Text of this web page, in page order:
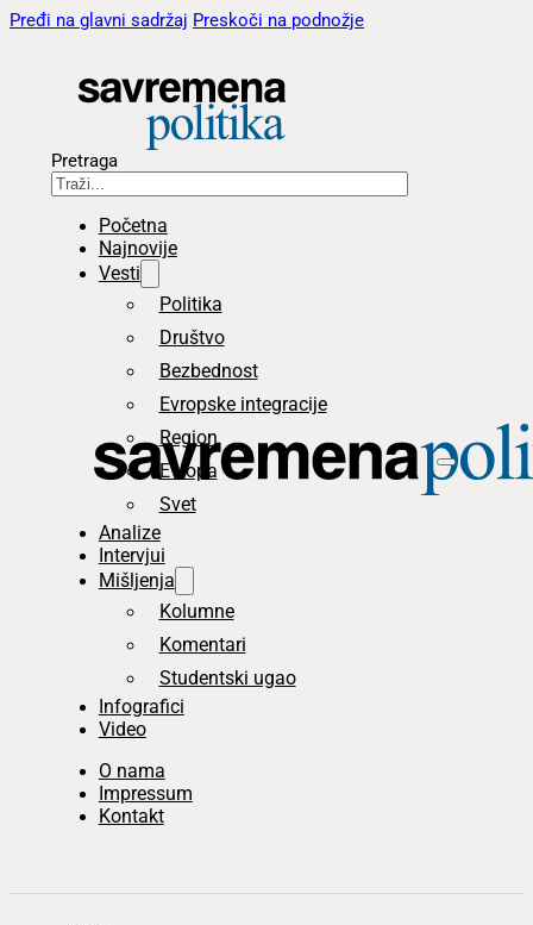
Pređi na glavni sadržaj Preskoči na podnožje
Pretraga
Početna
Najnovije
Vesti
Politika
Društvo
Bezbednost
Evropske integracije
Region
Evropa
Svet
Analize
Intervjui
Mišljenja
Kolumne
Komentari
Studentski ugao
Infografici
Video
O nama
Impressum
Kontakt